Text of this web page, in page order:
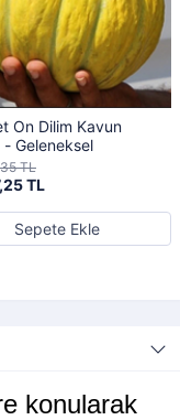
On Dilim Kavun
- Geleneksel
TL
TL
Sepete Ekle
konularak